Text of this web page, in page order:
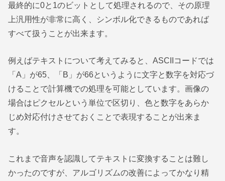
最終的に0と1のビットとして処理されるので、その原理
上汎用性が非常に高く、シンボル化できるものであれば
すべて扱うことが出来ます。
例えばテキストについて考えてみると、ASCIIコードでは
「A」が65、「B」が66というように文字と数字を対応づ
けることで計算機での処理を可能としています。画像の
場合はピクセルという単位で区切り、色と数字をあらか
じめ対応付けさせておくことで表現することが出来ま
す。
これまで音声を認識してテキストに変換することは難し
かったのですが、アルゴリズムの改善によってかなり精